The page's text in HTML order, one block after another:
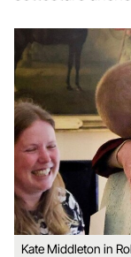
Kate Middleton in